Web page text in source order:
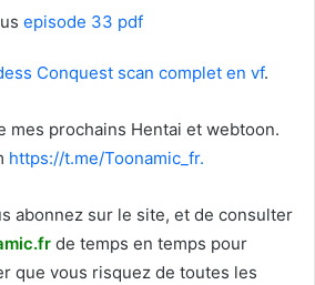
episode 33 pdf
Conquest scan complet en vf.
mes prochains Hentai et webtoon.
https://t.me/Toonamic_fr.
abonnez sur le site, et de consulter
de temps en temps pour
que vous risquez de toutes les